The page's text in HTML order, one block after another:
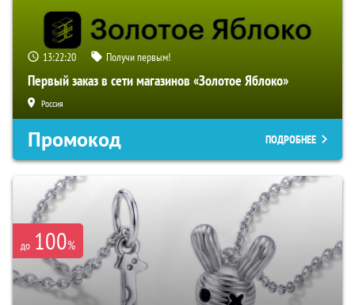
13:22:19 Получи первым!
Первый заказ в сети магазинов «Золотое Яблоко»
Россия
Промокод ПОДРОБНЕЕ
до 100%